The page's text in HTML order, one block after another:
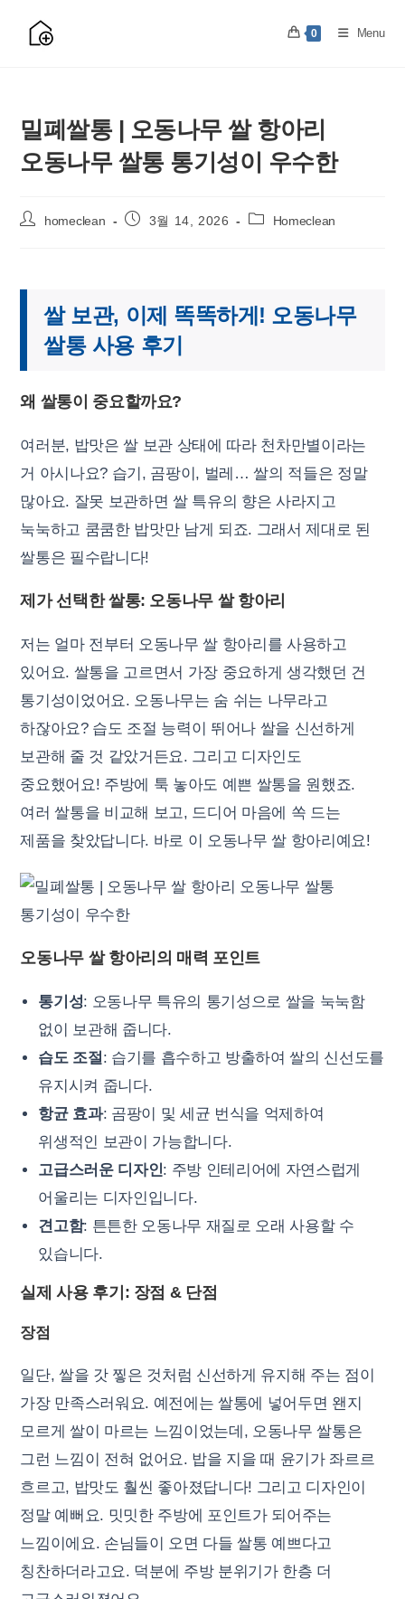
0 Menu
밀폐쌀통 | 오동나무 쌀 항아리
오동나무 쌀통 통기성이 우수한
Post
homeclean
Post 3월 14, 2026
Post
Homeclean
쌀 보관, 이제 똑똑하게! 오동나무
쌀통 사용 후기
왜 쌀통이 중요할까요?
여러분, 밥맛은 쌀 보관 상태에 따라 천차만별이라는
거 아시나요? 습기, 곰팡이, 벌레… 쌀의 적들은 정말
많아요. 잘못 보관하면 쌀 특유의 향은 사라지고
눅눅하고 쿰쿰한 밥맛만 남게 되죠. 그래서 제대로 된
쌀통은 필수랍니다!
제가 선택한 쌀통: 오동나무 쌀 항아리
저는 얼마 전부터 오동나무 쌀 항아리를 사용하고
있어요. 쌀통을 고르면서 가장 중요하게 생각했던 건
통기성이었어요. 오동나무는 숨 쉬는 나무라고
하잖아요? 습도 조절 능력이 뛰어나 쌀을 신선하게
보관해 줄 것 같았거든요. 그리고 디자인도
중요했어요! 주방에 툭 놓아도 예쁜 쌀통을 원했죠.
여러 쌀통을 비교해 보고, 드디어 마음에 쏙 드는
제품을 찾았답니다. 바로 이 오동나무 쌀 항아리예요!
오동나무 쌀 항아리의 매력 포인트
통기성: 오동나무 특유의 통기성으로 쌀을 눅눅함
없이 보관해 줍니다.
습도 조절: 습기를 흡수하고 방출하여 쌀의 신선도를
유지시켜 줍니다.
항균 효과: 곰팡이 및 세균 번식을 억제하여
위생적인 보관이 가능합니다.
고급스러운 디자인: 주방 인테리어에 자연스럽게
어울리는 디자인입니다.
견고함: 튼튼한 오동나무 재질로 오래 사용할 수
있습니다.
실제 사용 후기: 장점 & 단점
장점
일단, 쌀을 갓 찧은 것처럼 신선하게 유지해 주는 점이
가장 만족스러워요. 예전에는 쌀통에 넣어두면 왠지
모르게 쌀이 마르는 느낌이었는데, 오동나무 쌀통은
그런 느낌이 전혀 없어요. 밥을 지을 때 윤기가 좌르르
흐르고, 밥맛도 훨씬 좋아졌답니다! 그리고 디자인이
정말 예뻐요. 밋밋한 주방에 포인트가 되어주는
느낌이에요. 손님들이 오면 다들 쌀통 예쁘다고
칭찬하더라고요. 덕분에 주방 분위기가 한층 더